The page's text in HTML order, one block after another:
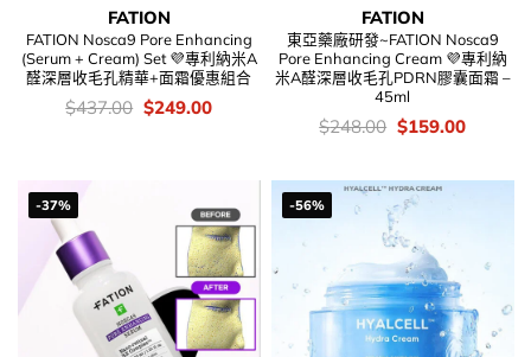
FATION
FATION Nosca9 Pore Enhancing
(Serum + Cream) Set 💜專利納米A
醛深層收毛孔精華+面霜優惠組合
價
$437.00 Original
$249.00Current
FATION
東亞藥廠研發~FATION Nosca9
Pore Enhancing Cream 💜專利納
米A醛深層收毛孔PDRN膠囊面霜 –
45ml
價
$248.00 Original
$248.00.
$159.00Current
-37% -56%